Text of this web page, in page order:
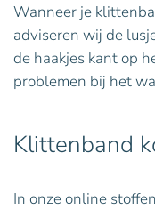
Wanneer je
adviseren wij de
de haakjes kant op
problemen bij het
Klittenband
In onze online